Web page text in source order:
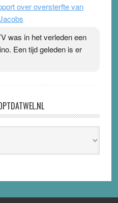
over oversterfte van
was in het verleden een
Een tijd geleden is er